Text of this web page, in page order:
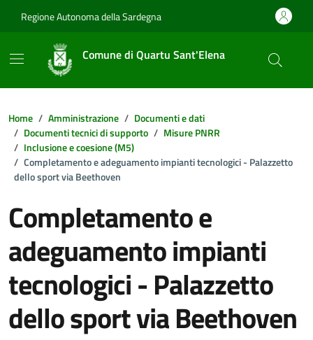
Regione Autonoma della Sardegna
Comune di Quartu Sant'Elena
Home Amministrazione
Documenti e dati
Documenti tecnici di supporto
Misure PNRR
Inclusione e coesione (M5)
Completamento e adeguamento impianti tecnologici - Palazzetto
dello sport via Beethoven
Completamento e
adeguamento impianti
tecnologici - Palazzetto
dello sport via Beethoven